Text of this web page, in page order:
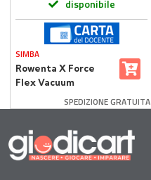
disponibile
SIMBA
Rowenta X Force
Flex Vacuum
Giocattolo
SPEDIZIONE GRATUITA